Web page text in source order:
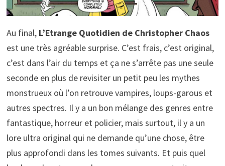
Au final, L’Etrange Quotidien de Christopher Chaos
est une très agréable surprise. C’est frais, c’est original,
c’est dans l’air du temps et ça ne s’arrête pas une seule
seconde en plus de revisiter un petit peu les mythes
monstrueux où l’on retrouve vampires, loups-garous et
autres spectres. Il y a un bon mélange des genres entre
fantastique, horreur et policier, mais surtout, il y a un
lore ultra original qui ne demande qu’une chose, être
plus approfondi dans les tomes suivants. Et puis quel